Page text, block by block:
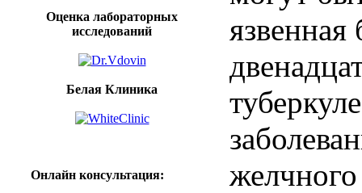
Оценка лабораторных
исследований
Белая Клиника
Онлайн консультация:
язвенная